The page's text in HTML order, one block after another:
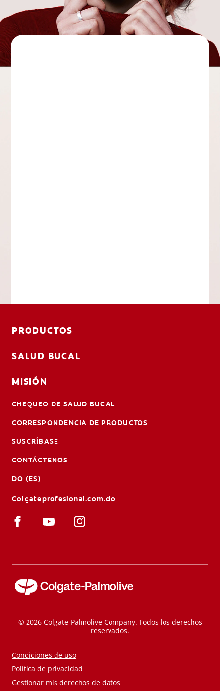
PRODUCTOS
SALUD BUCAL
MISIÓN
CHEQUEO DE SALUD BUCAL
CORRESPONDENCIA DE PRODUCTOS
SUSCRÍBASE
CONTÁCTENOS
DO (ES)
Colgateprofesional.com.do
© 2026 Colgate-Palmolive Company. Todos los derechos
reservados.
Condiciones de uso
Política de privacidad
Gestionar mis derechos de datos